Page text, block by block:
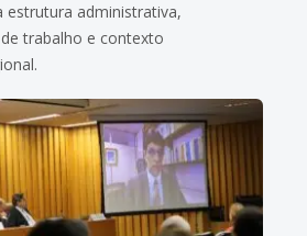
estrutura administrativa,
trabalho e contexto